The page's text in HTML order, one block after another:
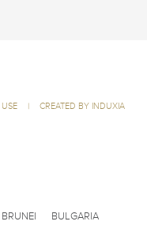
| CREATED BY INDUXIA
BRUNEI
BULGARIA